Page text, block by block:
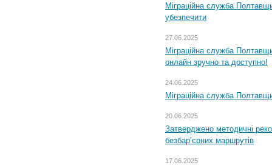
Міграційна служба
убезпечити
27.06.2025
Міграційна служба
онлайн зручно та доступно!
24.06.2025
Міграційна служба
20.06.2025
Затверджено методичні
безбар’єрних маршрутів
17.06.2025